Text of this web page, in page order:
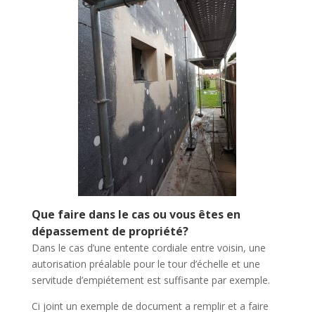
Que faire dans le cas ou vous êtes en
dépassement de propriété?
Dans le cas d’une entente cordiale entre voisin, une
autorisation préalable pour le tour d’échelle et une
servitude d’empiétement est suffisante par exemple.
Ci joint un exemple de document a remplir et a faire